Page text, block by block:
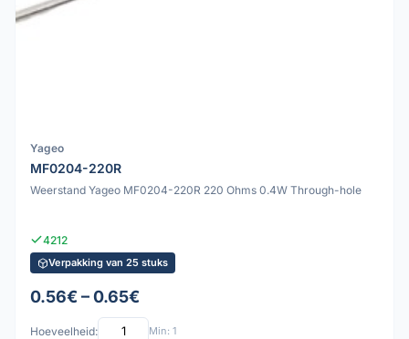
Yageo
MF0204-220R
Weerstand Yageo MF0204-220R 220 Ohms 0.4W Through-hole
4212
Verpakking van 25 stuks
0.56€ – 0.65€
Hoeveelheid: Min: 1